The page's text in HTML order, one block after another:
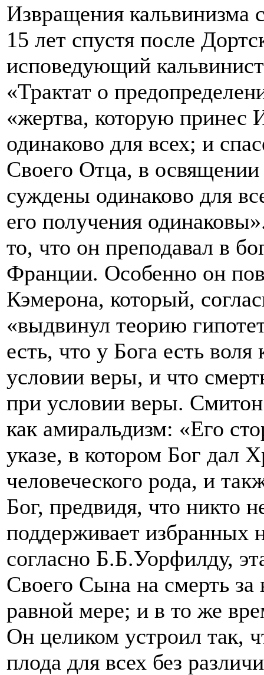
Извращения кальвинизма
15 лет спустя после
исповедующий
«Трактат о
«жертва, которую принес
одинаково для всех; и
Своего Отца, в
суждены одинаково для
его получения
то, что он преподавал в
Франции. Особенно он
Кэмерона, который,
«выдвинул теорию
есть, что у Бога есть
условии веры, и что
при условии веры. Смитон
как амиральдизм: «Его
указе, в котором Бог дал
человеческого рода, и
Бог, предвидя, что никто
поддерживает избранных
согласно Б.Б.Уорфилду,
Своего Сына на смерть за
равной мере; и в то же
Он целиком устроил так,
плода для всех без